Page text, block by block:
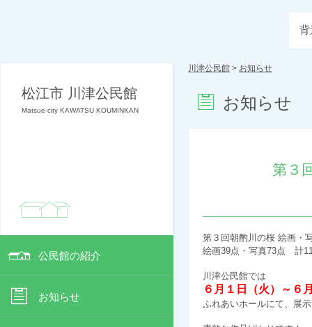
松江市 川津公民館
Matsue-city KAWATSU KOUMINKAN
公民館の紹介
お知らせ
背
川津公民館 > お知らせ
お知らせ
第３
第３回朝酌川の桜 絵画・
絵画39点・写真73点 計
川津公民館では
６月１日（火）～６
ふれあいホールにて、 展